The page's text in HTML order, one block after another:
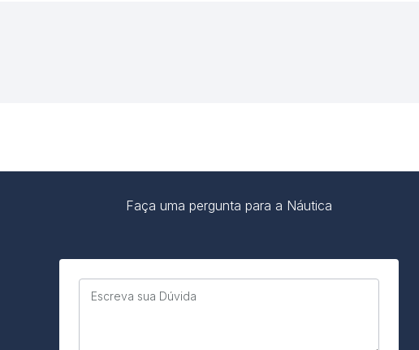
Faça uma pergunta para a Náutica
Escreva sua Dúvida